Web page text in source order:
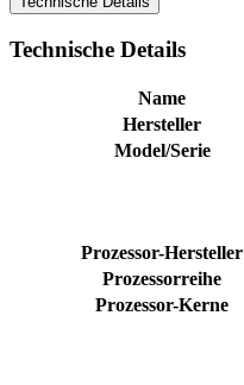
Technische Details
Name
Hersteller
Model/Serie
Prozessor-Hersteller
Prozessorreihe
Prozessor-Kerne